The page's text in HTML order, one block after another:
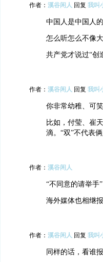
作者： 溪谷闲人 回复 我叫
中国人是中国人
怎么听怎么不像
共产党才说过“创
作者： 溪谷闲人 回复 我叫
你非常幼稚、可
比如，付莹、崔
滴。“双”不代表
作者： 溪谷闲人
“不同意的请举手
海外媒体也相继
作者： 溪谷闲人 回复 我叫
同样的话，看谁报